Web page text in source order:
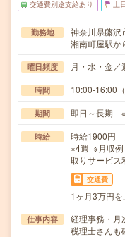
交通費別途支給あり 土
勤務地
神奈川県藤沢
湘南町屋駅か
曜日頻度 月・水・金
時間 10:00-16:00
期間 即日～長期
時給
時給1900円
×4週 ※月収
取りサービス
交通費
1ヶ月3万円
仕事内容
経理事務・
税理士さん